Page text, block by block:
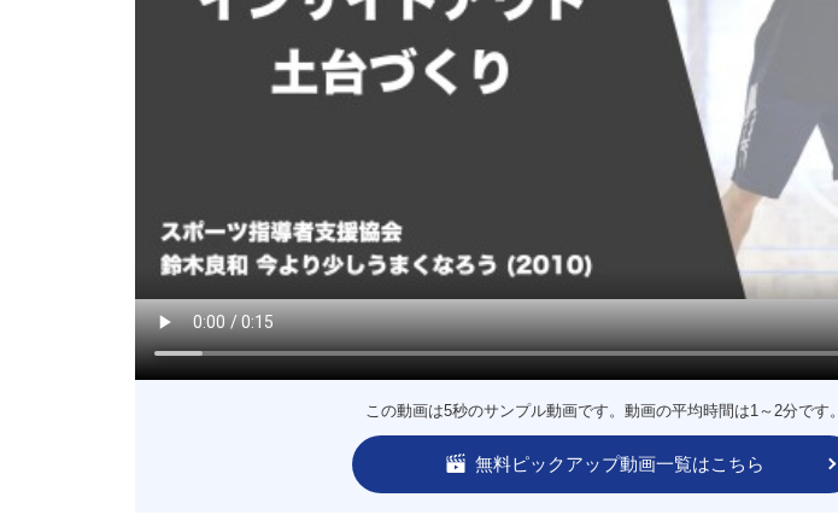
この動画は5秒のサンプル動画です。動画の平均時間は1～2分です。
無料ピックアップ動画一覧はこちら